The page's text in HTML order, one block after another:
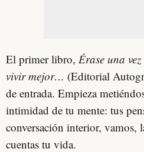
El primer libro, Érase una
vivir mejor… (Editorial
de entrada. Empieza
intimidad de tu mente: tus
conversación interior, vamos,
cuentas tu vida.